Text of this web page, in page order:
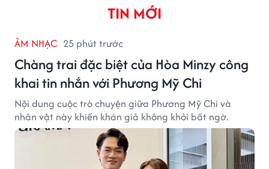
TIN MỚI
ÂM NHẠC 25 phút trước
Chàng trai đặc biệt của Hòa Minzy công
khai tin nhắn với Phương Mỹ Chi
Nội dung cuộc trò chuyện giữa Phương Mỹ Chi và
nhân vật này khiến khán giả không khỏi bất ngờ.